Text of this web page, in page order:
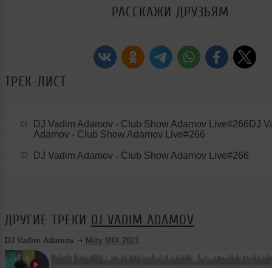
РАССКАЖИ ДРУЗЬЯМ
ТРЕК-ЛИСТ
01
DJ Vadim Adamov - Club Show Adamov Live#266DJ
Adamov - Club Show Adamov Live#266
02 DJ Vadim Adamov - Club Show Adamov Live#266
ДРУГИЕ ТРЕКИ DJ VADIM ADAMOV
DJ Vadim Adamov ➝ Milty MIX 2021